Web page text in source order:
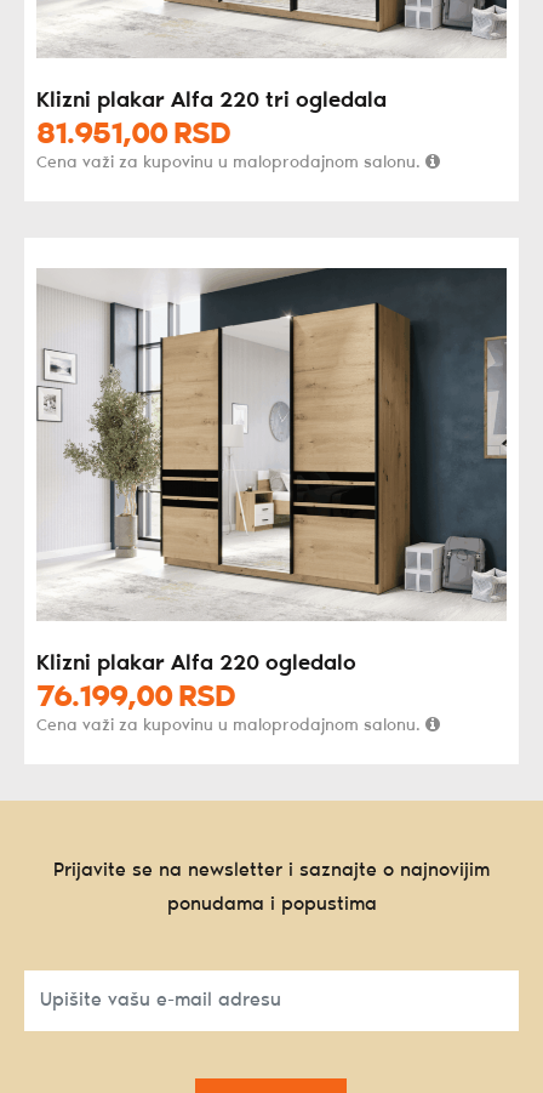
Klizni plakar Alfa 220 tri ogledala
81.951,00 RSD
Cena važi za kupovinu u maloprodajnom salonu.
Klizni plakar Alfa 220 ogledalo
76.199,00 RSD
Cena važi za kupovinu u maloprodajnom salonu.
Prijavite se na newsletter i saznajte o najnovijim
ponudama i popustima